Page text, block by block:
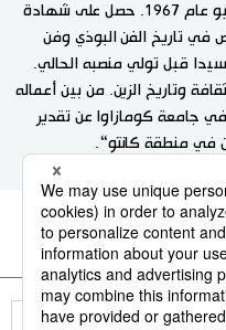
رئيس جامعة كومازاوا. من مواليد طوكيو عام 1967. حصل على شهادة
في تاريخ الفن البوذي وفن
قبل تولي منصبه الحالي.
وتاريخ الزين. من بين أعماله
جامعة كومازاوا عن تقدير
في منطقة كانتو“.